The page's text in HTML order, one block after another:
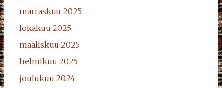
marraskuu 2025
lokakuu 2025
maaliskuu 2025
helmikuu 2025
joulukuu 2024